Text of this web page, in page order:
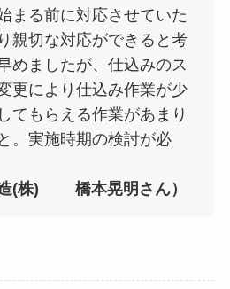
まる前に対応させていた
親切な対応ができると考
めましたが、仕込みのス
更により仕込み作業が少
てもらえる作業があまり
。実施時期の検討が必
造(株) 橋本晃明さん）